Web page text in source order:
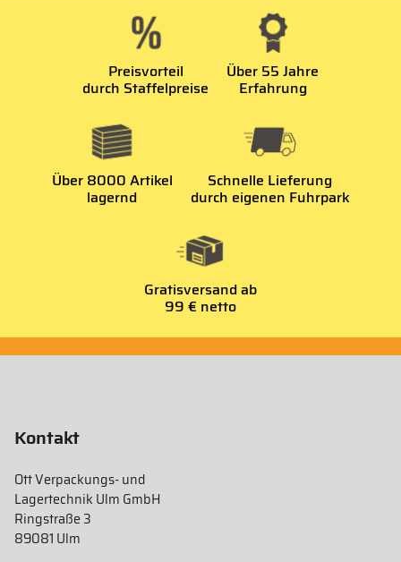
Preisvorteil
durch Staffelpreise
Über 55 Jahre
Erfahrung
Über 8000 Artikel
lagernd
Schnelle Lieferung
durch eigenen Fuhrpark
Gratisversand ab
99 € netto
Kontakt
Ott Verpackungs- und
Lagertechnik Ulm GmbH
Ringstraße 3
89081 Ulm